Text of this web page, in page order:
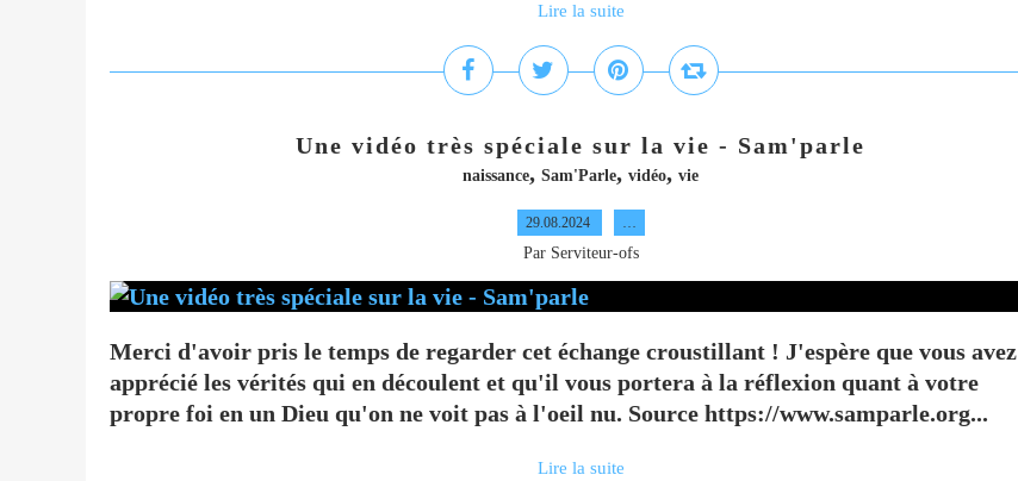
Lire la suite
Une vidéo très spéciale sur la vie - Sam'parle
naissance, Sam'Parle, vidéo, vie
29.08.2024 …
Par Serviteur-ofs
Merci d'avoir pris le temps de regarder cet échange croustillant ! J'espère que vous avez
apprécié les vérités qui en découlent et qu'il vous portera à la réflexion quant à votre
propre foi en un Dieu qu'on ne voit pas à l'oeil nu. Source https://www.samparle.org...
Lire la suite